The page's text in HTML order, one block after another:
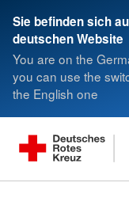
Sie befinden sich
deutschen Website
You are on the
you can use the
the English one